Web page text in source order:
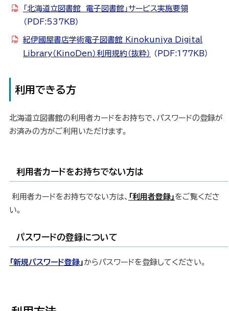
「北海道立図書館 電子図書館」サービス実施要領
（PDF:537KB）
紀伊國屋書店学術電子図書館 Kinokuniya Digital
Library（KinoDen）利用規約（抜粋）
（PDF:177KB）
利用できる方
北海道立図書館の利用者カードをお持ちで、パスワードの登録が
お済みの方がご利用いただけます。
利用者カードをお持ちでない方は
利用者カードをお持ちでない方は、 「利用者登録」 をご覧くださ
い。
パスワードの登録について
「新規パスワード登録 」 からパスワードを登録してください。